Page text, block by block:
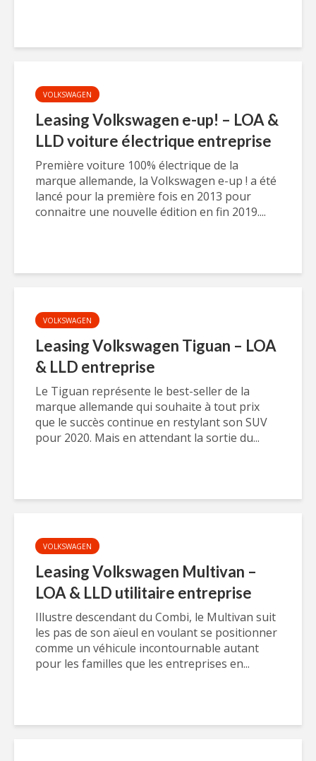
VOLKSWAGEN
Leasing Volkswagen e-up! – LOA &
LLD voiture électrique entreprise
Première voiture 100% électrique de la
marque allemande, la Volkswagen e-up ! a été
lancé pour la première fois en 2013 pour
connaitre une nouvelle édition en fin 2019....
VOLKSWAGEN
Leasing Volkswagen Tiguan – LOA
& LLD entreprise
Le Tiguan représente le best-seller de la
marque allemande qui souhaite à tout prix
que le succès continue en restylant son SUV
pour 2020. Mais en attendant la sortie du...
VOLKSWAGEN
Leasing Volkswagen Multivan –
LOA & LLD utilitaire entreprise
Illustre descendant du Combi, le Multivan suit
les pas de son aïeul en voulant se positionner
comme un véhicule incontournable autant
pour les familles que les entreprises en...